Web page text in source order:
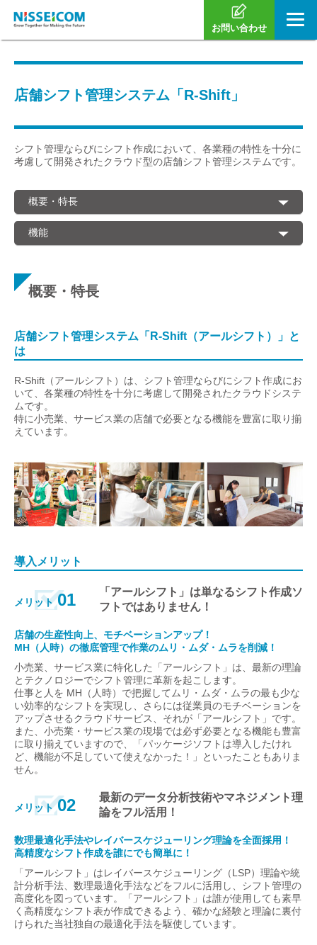
お問い合わせ
店舗シフト管理システム「R-Shift」
シフト管理ならびにシフト作成において、各業種の特性を十分に
考慮して開発されたクラウド型の店舗シフト管理システムです。
概要・特長
機能
概要・特長
店舗シフト管理システム「R-Shift（アールシフト）」と
は
R-Shift（アールシフト）は、シフト管理ならびにシフト作成にお
いて、各業種の特性を十分に考慮して開発されたクラウドシステ
ムです。
特に小売業、サービス業の店舗で必要となる機能を豊富に取り揃
えています。
導入メリット
メリット 01
「アールシフト」は単なるシフト作成ソ
フトではありません！
店舗の生産性向上、モチベーションアップ！
MH（人時）の徹底管理で作業のムリ・ムダ・ムラを削減！
小売業、サービス業に特化した「アールシフト」は、最新の理論
とテクノロジーでシフト管理に革新を起こします。
仕事と人を MH（人時）で把握してムリ・ムダ・ムラの最も少な
い効率的なシフトを実現し、さらには従業員のモチベーションを
アップさせるクラウドサービス、それが「アールシフト」です。
また、小売業・サービス業の現場では必ず必要となる機能も豊富
に取り揃えていますので、「パッケージソフトは導入したけれ
ど、機能が不足していて使えなかった！」といったこともありま
せん。
メリット 02
最新のデータ分析技術やマネジメント理
論をフル活用！
数理最適化手法やレイバースケジューリング理論を全面採用！
高精度なシフト作成を誰にでも簡単に！
「アールシフト」はレイバースケジューリング（LSP）理論や統
計分析手法、数理最適化手法などをフルに活用し、シフト管理の
高度化を図っています。「アールシフト」は誰が使用しても素早
く高精度なシフト表が作成できるよう、確かな経験と理論に裏付
けられた当社独自の最適化手法を駆使しています。